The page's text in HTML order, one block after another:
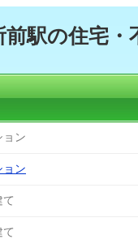
駅の住宅・
ョン
ョン